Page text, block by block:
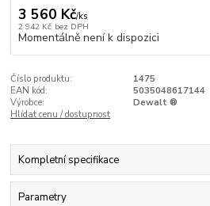
3 560 Kč/ks
2 942 Kč bez DPH
Momentálně není k dispozici
Číslo produktu:
1475
EAN kód:
5035048617144
Výrobce:
Dewalt ®
Hlídat cenu / dostupnost
Kompletní specifikace
Parametry